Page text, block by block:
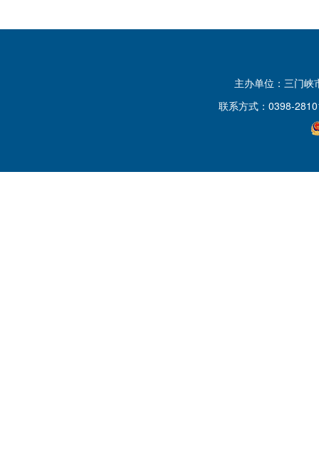
主办单位：三门
联系方式：0398-